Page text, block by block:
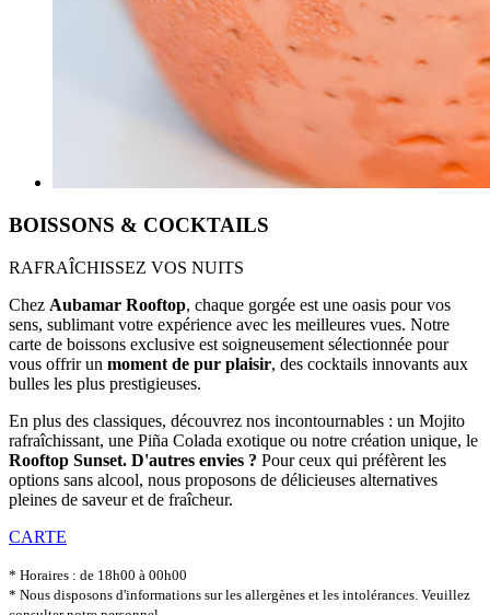
BOISSONS & COCKTAILS
RAFRAÎCHISSEZ VOS NUITS
Chez Aubamar Rooftop, chaque gorgée est une oasis pour vos
sens, sublimant votre expérience avec les meilleures vues. Notre
carte de boissons exclusive est soigneusement sélectionnée pour
vous offrir un moment de pur plaisir, des cocktails innovants aux
bulles les plus prestigieuses.
En plus des classiques, découvrez nos incontournables : un Mojito
rafraîchissant, une Piña Colada exotique ou notre création unique, le
Rooftop Sunset. D'autres envies ? Pour ceux qui préfèrent les
options sans alcool, nous proposons de délicieuses alternatives
pleines de saveur et de fraîcheur.
CARTE
* Horaires : de 18h00 à 00h00
* Nous disposons d'informations sur les allergènes et les intolérances. Veuillez